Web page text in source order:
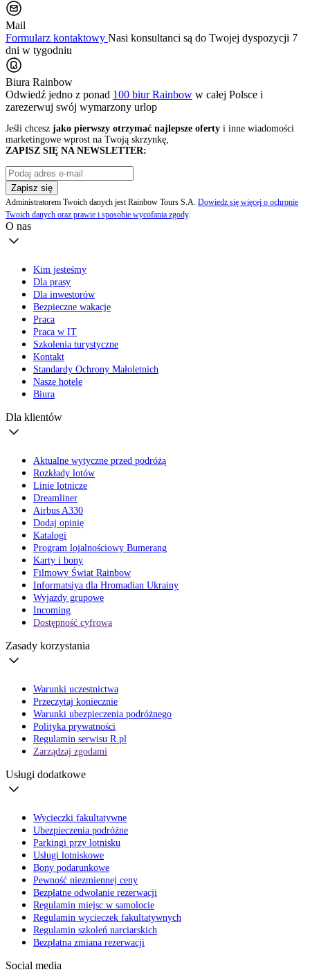
Mail
Formularz kontaktowy Nasi konsultanci są do Twojej dyspozycji 7
dni w tygodniu
Biura Rainbow
Odwiedź jedno z ponad 100 biur Rainbow w całej Polsce i
zarezerwuj swój wymarzony urlop
Jeśli chcesz jako pierwszy otrzymać najlepsze oferty i inne wiadomości
marketingowe wprost na Twoją skrzynkę,
ZAPISZ SIĘ NA NEWSLETTER:
Zapisz się
Administratorem Twoich danych jest Rainbow Tours S.A. Dowiedz się więcej o ochronie
Twoich danych oraz prawie i sposobie wycofania zgody.
O nas
Kim jesteśmy
Dla prasy
Dla inwestorów
Bezpieczne wakacje
Praca
Praca w IT
Szkolenia turystyczne
Kontakt
Standardy Ochrony Małoletnich
Nasze hotele
Biura
Dla klientów
Aktualne wytyczne przed podróżą
Rozkłady lotów
Linie lotnicze
Dreamliner
Airbus A330
Dodaj opinię
Katalogi
Program lojalnościowy Bumerang
Karty i bony
Filmowy Świat Rainbow
Informatsiya dla Hromadian Ukrainy
Wyjazdy grupowe
Incoming
Dostępność cyfrowa
Zasady korzystania
Warunki uczestnictwa
Przeczytaj koniecznie
Warunki ubezpieczenia podróżnego
Polityka prywatności
Regulamin serwisu R.pl
Zarządzaj zgodami
Usługi dodatkowe
Wycieczki fakultatywne
Ubezpieczenia podróżne
Parkingi przy lotnisku
Usługi lotniskowe
Bony podarunkowe
Pewność niezmiennej ceny
Bezpłatne odwołanie rezerwacji
Regulamin miejsc w samolocie
Regulamin wycieczek fakultatywnych
Regulamin szkoleń narciarskich
Bezpłatna zmiana rezerwacji
Social media